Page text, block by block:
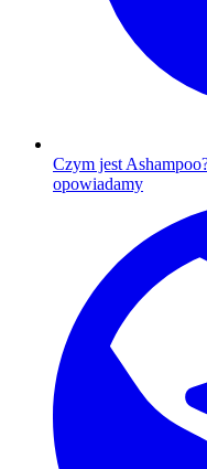
Czym jest
opowiadamy